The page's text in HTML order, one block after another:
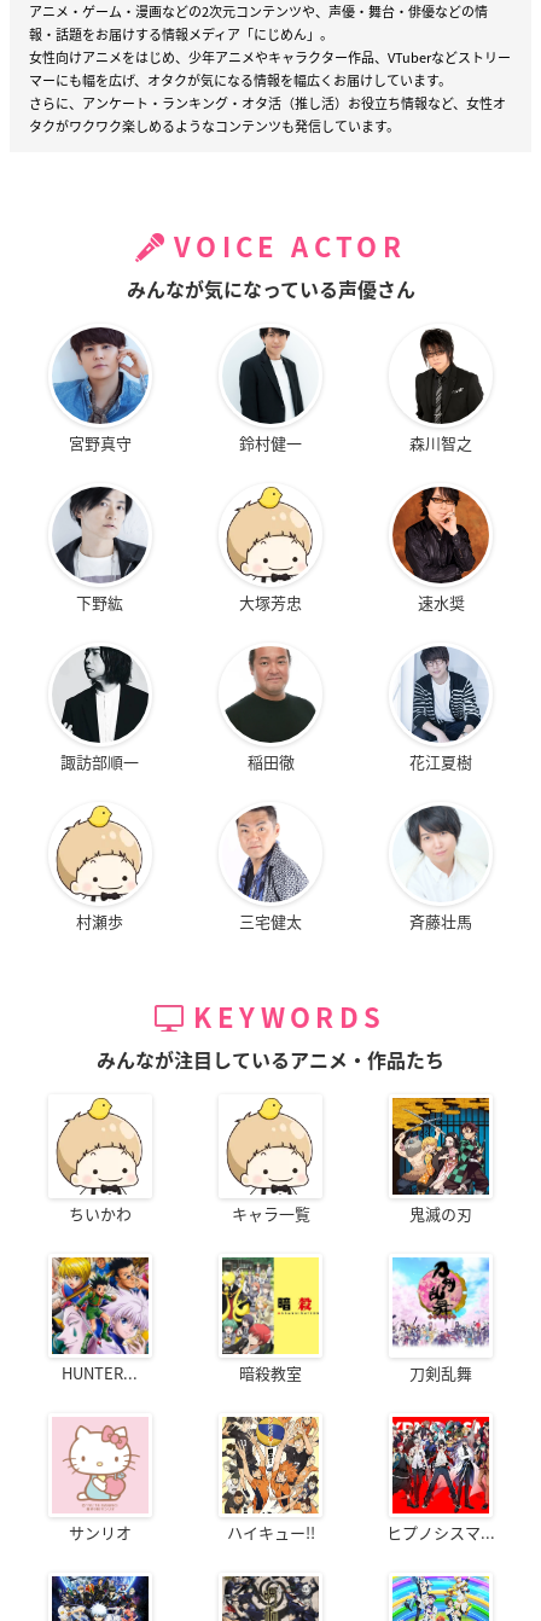
アニメ・ゲーム・漫画などの2次元コンテンツや、声優・舞台・俳優などの情
報・話題をお届けする情報メディア「にじめん」。
女性向けアニメをはじめ、少年アニメやキャラクター作品、VTuberなどストリー
マーにも幅を広げ、オタクが気になる情報を幅広くお届けしています。
さらに、アンケート・ランキング・オタ活（推し活）お役立ち情報など、女性オ
タクがワクワク楽しめるようなコンテンツも発信しています。
VOICE ACTOR
みんなが気になっている声優さん
宮野真守 鈴村健一 森川智之
下野紘 大塚芳忠 速水奨
諏訪部順一 稲田徹 花江夏樹
村瀬歩 三宅健太 斉藤壮馬
KEYWORDS
みんなが注目しているアニメ・作品たち
ちいかわ キャラ一覧 鬼滅の刃
HUNTER... 暗殺教室 刀剣乱舞
サンリオ ハイキュー!! ヒプノシスマ...